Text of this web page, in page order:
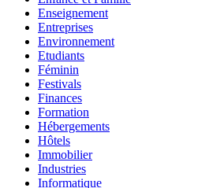
Enseignement
Entreprises
Environnement
Etudiants
Féminin
Festivals
Finances
Formation
Hébergements
Hôtels
Immobilier
Industries
Informatique